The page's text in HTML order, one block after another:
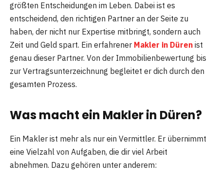
größten Entscheidungen im Leben. Dabei ist es
entscheidend, den richtigen Partner an der Seite zu
haben, der nicht nur Expertise mitbringt, sondern auch
Zeit und Geld spart. Ein erfahrener Makler in Düren ist
genau dieser Partner. Von der Immobilienbewertung bis
zur Vertragsunterzeichnung begleitet er dich durch den
gesamten Prozess.
Was macht ein Makler in Düren?
Ein Makler ist mehr als nur ein Vermittler. Er übernimmt
eine Vielzahl von Aufgaben, die dir viel Arbeit
abnehmen. Dazu gehören unter anderem: